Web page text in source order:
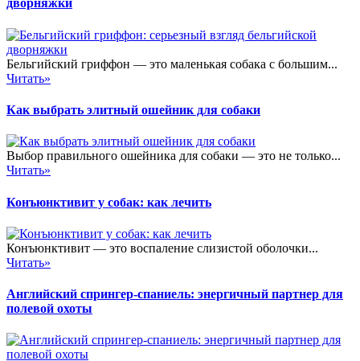
дворняжки
Бельгийский гриффон — это маленькая собака с большим...
Читать»
Как выбрать элитный ошейник для собаки
Выбор правильного ошейника для собаки — это не только...
Читать»
Конъюнктивит у собак: как лечить
Конъюнктивит — это воспаление слизистой оболочки...
Читать»
Английский спрингер-спаниель: энергичный партнер для
полевой охоты